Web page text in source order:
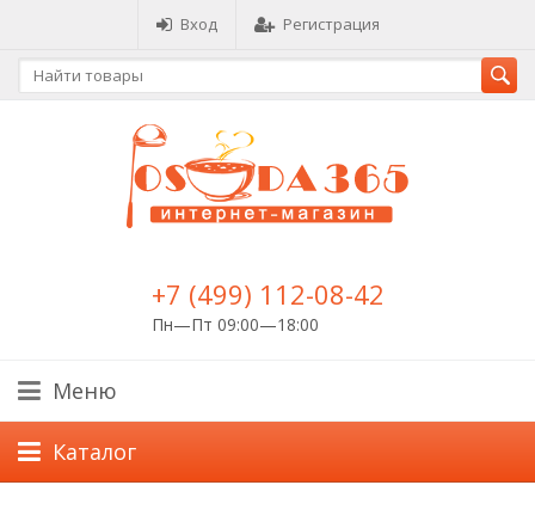
Вход Регистрация
+7 (499) 112-08-42
Пн—Пт 09:00—18:00
Меню
Каталог